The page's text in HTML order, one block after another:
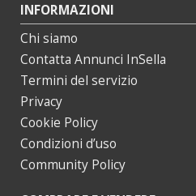
INFORMAZIONI
Chi siamo
Contatta Annunci InSella
Termini del servizio
Privacy
Cookie Policy
Condizioni d’uso
Community Policy